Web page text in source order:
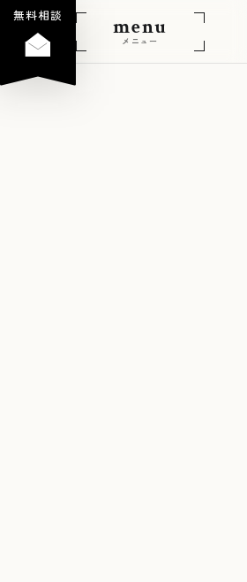
無料相談 menu
メニュー